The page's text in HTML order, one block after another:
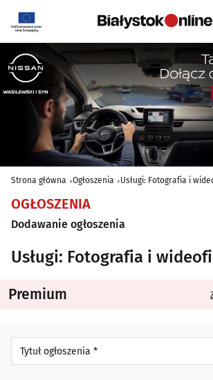
Strona główna Ogłoszenia Usługi: Fotografia i
OGŁOSZENIA
Dodawanie ogłoszenia
Usługi: Fotografia i
Premium